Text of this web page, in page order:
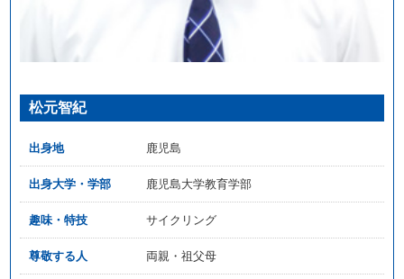
松元智紀
出身地 鹿児島
出身大学・学部 鹿児島大学教育学部
趣味・特技 サイクリング
尊敬する人 両親・祖父母